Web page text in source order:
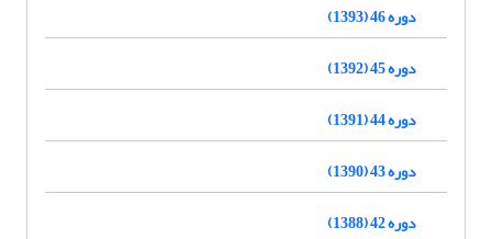
دوره 46 (1393)
دوره 45 (1392)
دوره 44 (1391)
دوره 43 (1390)
دوره 42 (1388)